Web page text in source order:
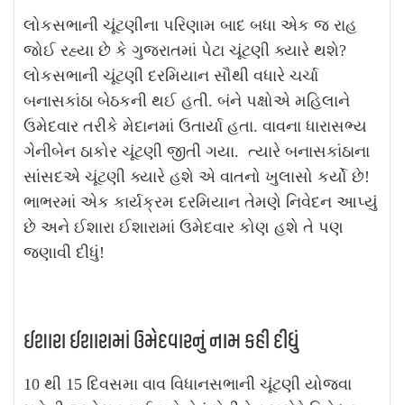
લોકસભાની ચૂંટણીના પરિણામ બાદ બધા એક જ રાહ
જોઈ રહ્યા છે કે ગુજરાતમાં પેટા ચૂંટણી ક્યારે થશે?
લોકસભાની ચૂંટણી દરમિયાન સૌથી વધારે ચર્ચા
બનાસકાંઠા બેઠકની થઈ હતી. બંને પક્ષોએ મહિલાને
ઉમેદવાર તરીકે મેદાનમાં ઉતાર્યા હતા. વાવના ધારાસભ્ય
ગેનીબેન ઠાકોર ચૂંટણી જીતી ગયા. ત્યારે બનાસકાંઠાના
સાંસદએ ચૂંટણી ક્યારે હશે એ વાતનો ખુલાસો કર્યો છે!
ભાભરમાં એક કાર્યક્રમ દરમિયાન તેમણે નિવેદન આપ્યું
છે અને ઈશારા ઈશારામાં ઉમેદવાર કોણ હશે તે પણ
જણાવી દીધું!
ઈશારા ઈશારામાં ઉમેદવારનું નામ કહી દીધું
10 થી 15 દિવસમા વાવ વિધાનસભાની ચૂંટણી યોજવા